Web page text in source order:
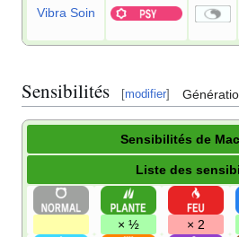
Vibra Soin
Sensibilités [modifier]
Sensibilités de
Liste des
× ½ × 2